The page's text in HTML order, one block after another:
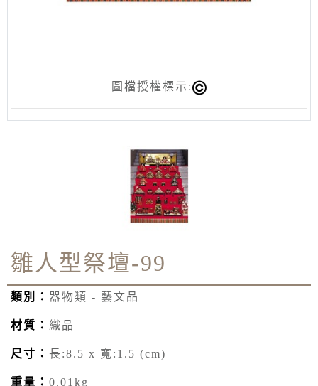
圖檔授權標示:
雛人型祭壇-99
類別： 器物類 - 藝文品
材質： 織品
尺寸： 長:8.5 x 寬:1.5 (cm)
重量： 0.01kg